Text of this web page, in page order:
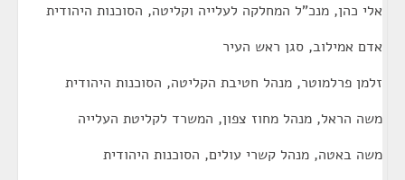
אלי כהן, מנכ"ל המחלקה לעלייה וקליטה, הסוכנות היהודית
אדם אמילוב, סגן ראש העיר
זלמן פרלמוטר, מנהל חטיבת הקליטה, הסוכנות היהודית
משה הראל, מנהל מחוז צפון, המשרד לקליטת העלייה
משה באטה, מנהל קשרי עולים, הסוכנות היהודית